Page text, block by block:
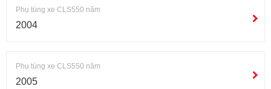
Phụ tùng xe CLS550 năm
2004
Phụ tùng xe CLS550 năm
2005